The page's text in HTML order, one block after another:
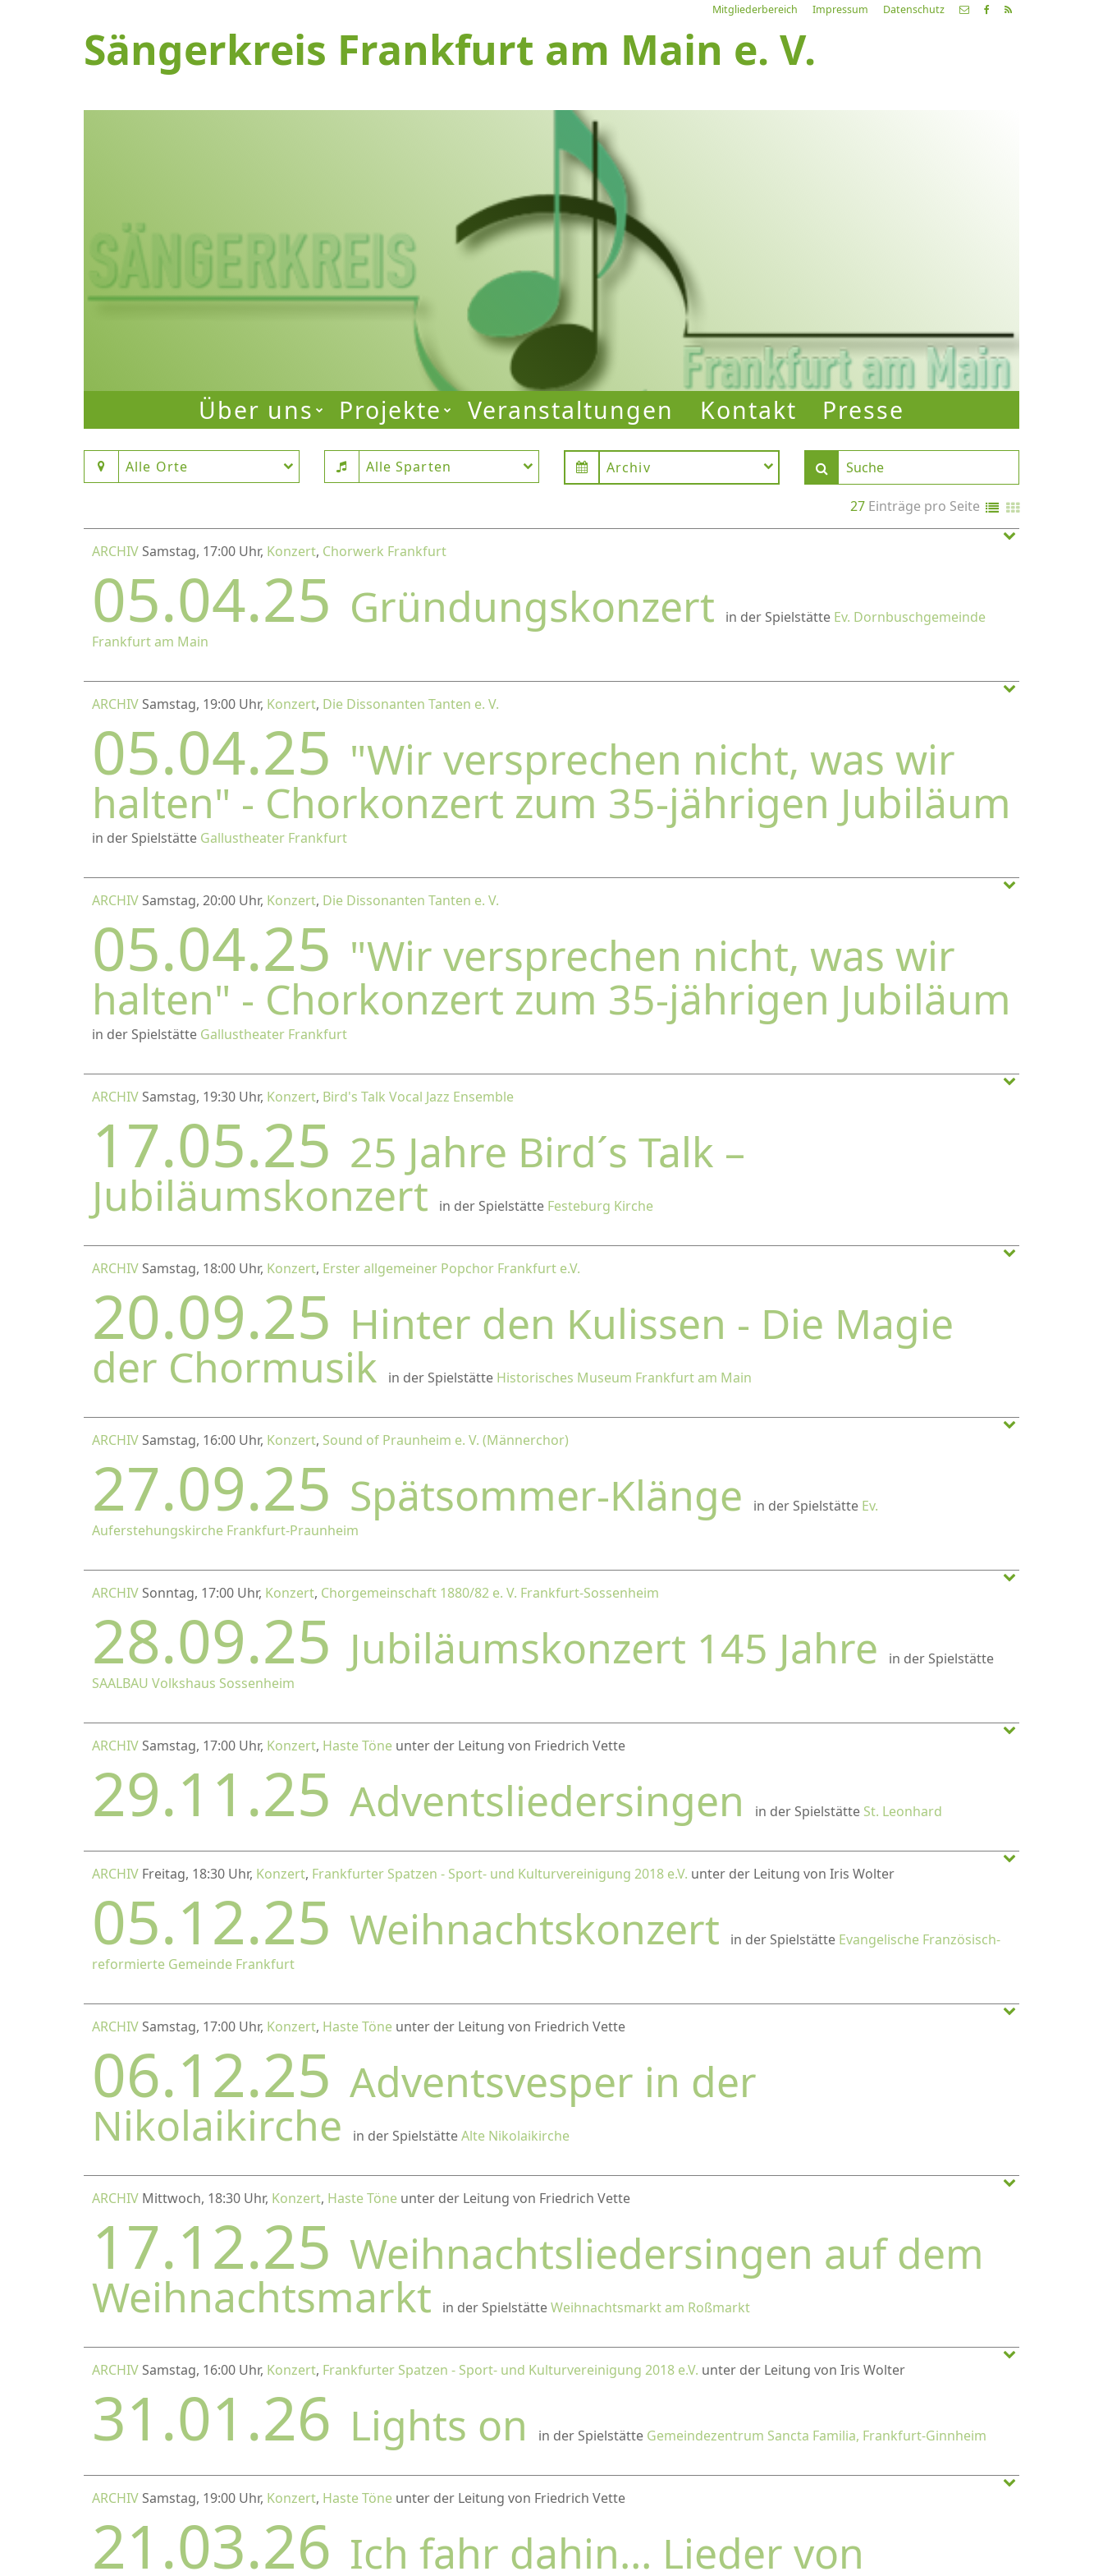
Mitgliederbereich Impressum Datenschutz
Sängerkreis Frankfurt am Main e. V.
Letzte Alle
Über uns Projekte Veranstaltungen Kontakt Presse
Alle Orte Alle Sparten Archiv
27 Einträge pro Seite
ARCHIVSamstag, 17:00 Uhr, Konzert, Chorwerk Frankfurt
05.04.25 Gründungskonzert in der Spielstätte Ev. Dornbuschgemeinde
Frankfurt am Main
ARCHIVSamstag, 19:00 Uhr, Konzert, Die Dissonanten Tanten e. V.
05.04.25 "Wir versprechen nicht, was wir
halten" - Chorkonzert zum 35-jährigen Jubiläum
in der Spielstätte Gallustheater Frankfurt
ARCHIVSamstag, 20:00 Uhr, Konzert, Die Dissonanten Tanten e. V.
05.04.25 "Wir versprechen nicht, was wir
halten" - Chorkonzert zum 35-jährigen Jubiläum
in der Spielstätte Gallustheater Frankfurt
ARCHIVSamstag, 19:30 Uhr, Konzert, Bird's Talk Vocal Jazz Ensemble
17.05.25 25 Jahre Bird´s Talk –
Jubiläumskonzert in der Spielstätte Festeburg Kirche
ARCHIVSamstag, 18:00 Uhr, Konzert, Erster allgemeiner Popchor Frankfurt e.V.
20.09.25 Hinter den Kulissen - Die Magie
der Chormusik in der Spielstätte Historisches Museum Frankfurt am Main
ARCHIVSamstag, 16:00 Uhr, Konzert, Sound of Praunheim e. V. (Männerchor)
27.09.25 Spätsommer-Klänge in der Spielstätte Ev.
Auferstehungskirche Frankfurt-Praunheim
ARCHIVSonntag, 17:00 Uhr, Konzert, Chorgemeinschaft 1880/82 e. V. Frankfurt-Sossenheim
28.09.25 Jubiläumskonzert 145 Jahre
in der Spielstätte
SAALBAU Volkshaus Sossenheim
ARCHIVSamstag, 17:00 Uhr, Konzert, Haste Töne unter der Leitung von Friedrich Vette
29.11.25 Adventsliedersingen in der Spielstätte St. Leonhard
ARCHIV Freitag, 18:30 Uhr, Konzert, Frankfurter Spatzen - Sport- und Kulturvereinigung 2018 e.V. unter der Leitung von Iris Wolter
05.12.25 Weihnachtskonzert in der Spielstätte Evangelische Französisch-
reformierte Gemeinde Frankfurt
ARCHIVSamstag, 17:00 Uhr, Konzert, Haste Töne unter der Leitung von Friedrich Vette
06.12.25 Adventsvesper in der
Nikolaikirche in der SpielstätteAlte Nikolaikirche
ARCHIV Mittwoch, 18:30 Uhr, Konzert, Haste Töne unter der Leitung von Friedrich Vette
17.12.25 Weihnachtsliedersingen auf dem
Weihnachtsmarkt in der SpielstätteWeihnachtsmarkt am Roßmarkt
ARCHIVSamstag, 16:00 Uhr, Konzert, Frankfurter Spatzen - Sport- und Kulturvereinigung 2018 e.V. unter der Leitung von Iris Wolter
31.01.26 Lights on in der Spielstätte Gemeindezentrum Sancta Familia, Frankfurt-Ginnheim
ARCHIVSamstag, 19:00 Uhr, Konzert, Haste Töne unter der Leitung von Friedrich Vette
21.03.26 Ich fahr dahin… Lieder von